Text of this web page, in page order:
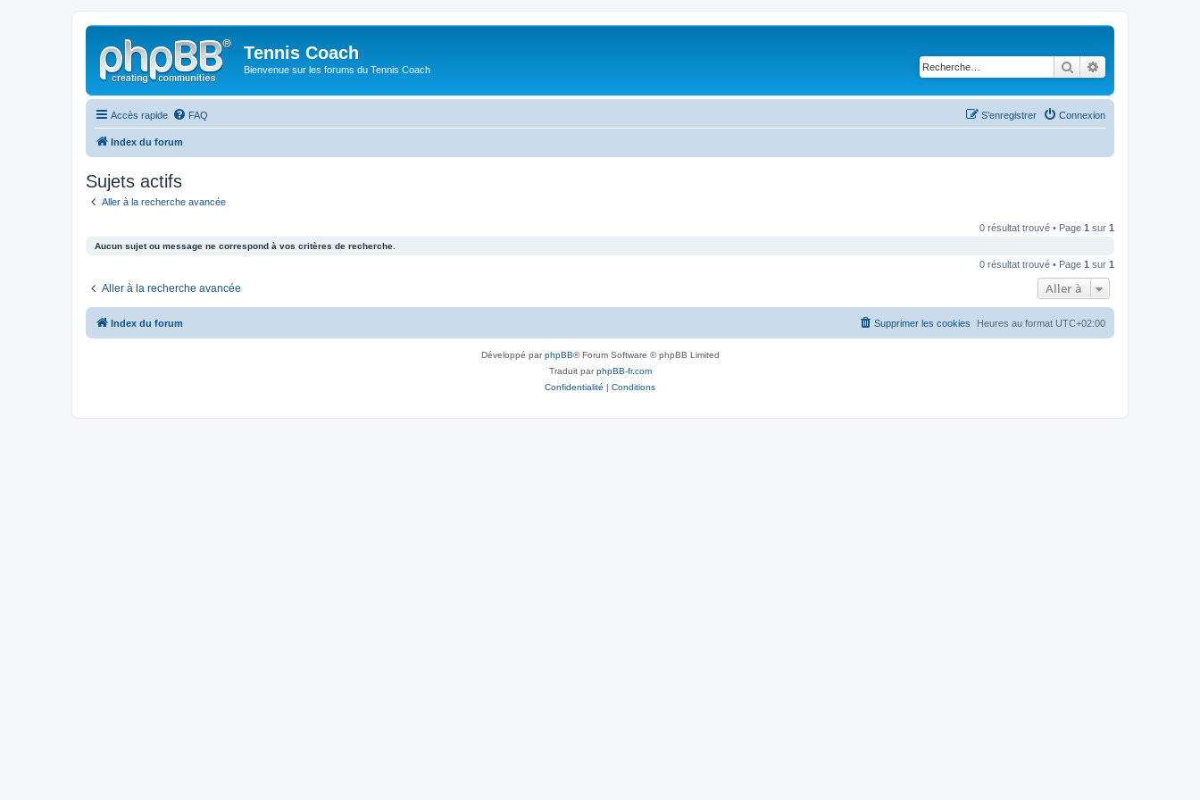
Tennis Coach
Bienvenue sur les forums du Tennis Coach Rechercher
Accès rapide FAQ Connexion
S’enregistrer
Index du forum
Sujets actifs
Aller à la recherche avancée
0 résultat trouvé • Page 1 sur 1
Aucun sujet ou message ne correspond à vos critères de recherche.
0 résultat trouvé • Page 1 sur 1
Aller à la recherche avancée Aller à
Index du forum Heures au format UTC+02:00
Supprimer les cookies
Développé parphpBB® Forum Software © phpBB Limited
Traduit parphpBB-fr.com
Confidentialité | Conditions